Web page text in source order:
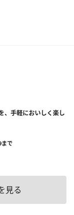
、手軽においしく楽し
で
見る